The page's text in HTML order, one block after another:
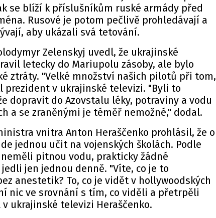
se blíží k příslušníkům ruské armády před
Rusové je potom pečlivě prohledávají a
aby ukázali svá tetování.
Zelenskyj uvedl, že ukrajinské
letecky do Mariupolu zásoby, ale bylo
ztráty. "Velké množství našich pilotů při tom,
prezident v ukrajinské televizi. "Byli to
dopravit do Azovstalu léky, potraviny a vodu
a se zraněnými je téměř nemožné," dodal.
vnitra Anton Heraščenko prohlásil, že o
jednou učit na vojenských školách. Podle
pitnou vodu, prakticky žádné
jen jednou denně. "Víte, co je to
anestetik? To, co je vidět v hollywoodských
nic ve srovnání s tím, co viděli a přetrpěli
ukrajinské televizi Heraščenko.